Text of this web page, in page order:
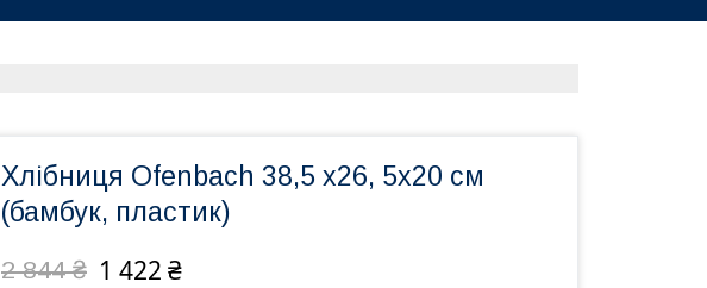
Хлібниця Ofenbach 38,5 х26, 5х20 см
(бамбук, пластик)
2 844 ₴ 1 422 ₴